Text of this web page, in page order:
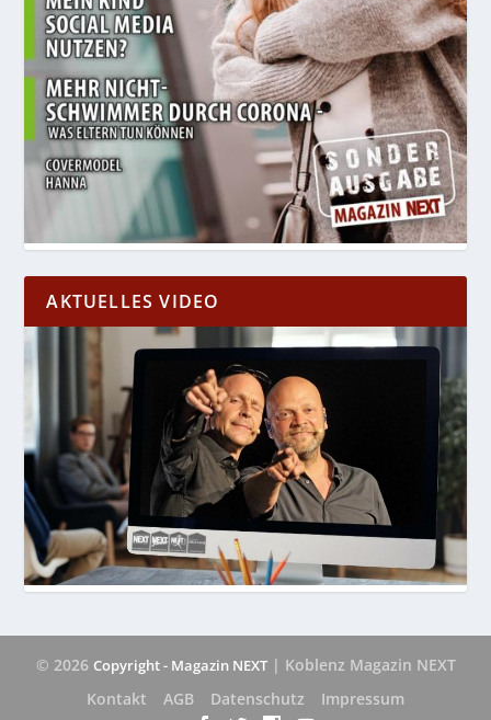
AKTUELLES VIDEO
© 2026 Copyright - Magazin NEXT| Koblenz Magazin NEXT
Kontakt
AGB Datenschutz Impressum